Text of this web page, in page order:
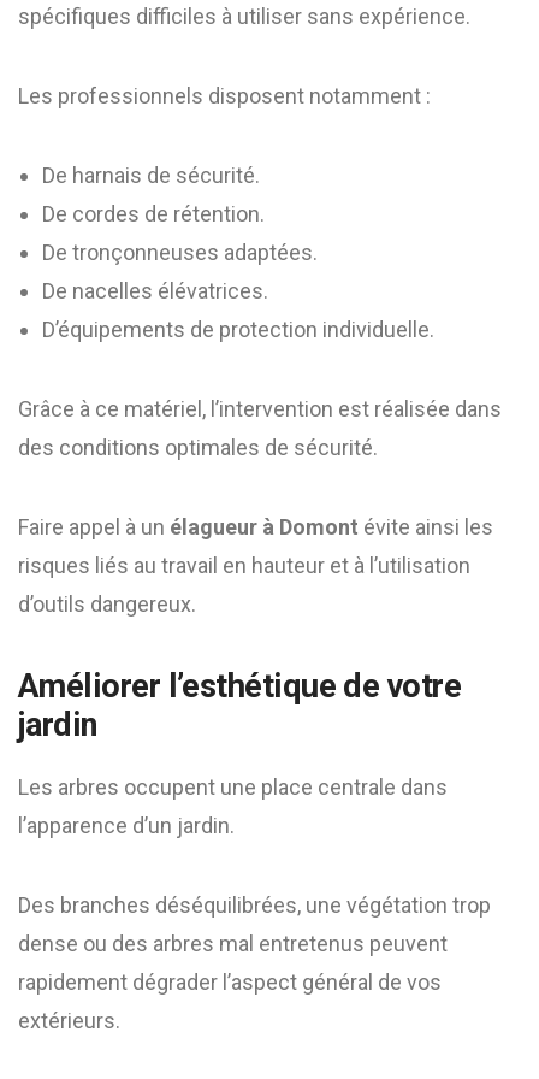
spécifiques difficiles à utiliser sans expérience.
Les professionnels disposent notamment :
De harnais de sécurité.
De cordes de rétention.
De tronçonneuses adaptées.
De nacelles élévatrices.
D’équipements de protection individuelle.
Grâce à ce matériel, l’intervention est réalisée dans
des conditions optimales de sécurité.
Faire appel à un élagueur à Domont évite ainsi les
risques liés au travail en hauteur et à l’utilisation
d’outils dangereux.
Améliorer l’esthétique de votre
jardin
Les arbres occupent une place centrale dans
l’apparence d’un jardin.
Des branches déséquilibrées, une végétation trop
dense ou des arbres mal entretenus peuvent
rapidement dégrader l’aspect général de vos
extérieurs.